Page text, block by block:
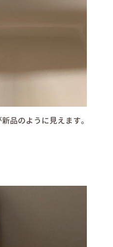
品のように見えます。